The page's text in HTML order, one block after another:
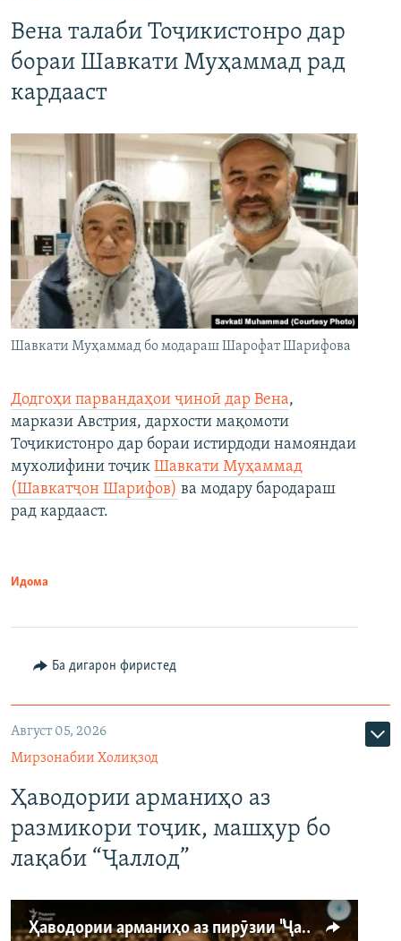
Вена талаби Тоҷикистонро дар
бораи Шавкати Муҳаммад рад
кардааст
Шавкати Муҳаммад бо модараш Шарофат Шарифова
Додгоҳи парвандаҳои ҷиноӣ дар Вена,
маркази Австрия, дархости мақомоти
Тоҷикистонро дар бораи истирдоди намояндаи
мухолифини тоҷик Шавкати Муҳаммад
(Шавкатҷон Шарифов) ва модару бародараш
рад кардааст.
Идома
Ба дигарон фиристед
Август 05, 2026
Мирзонабии Холиқзод
Ҳаводории арманиҳо аз
размикори тоҷик, машҳур бо
лақаби “Ҷаллод”
Ҳаводории арманиҳо аз пирӯзии "Ҷаллод"-и тоҷик